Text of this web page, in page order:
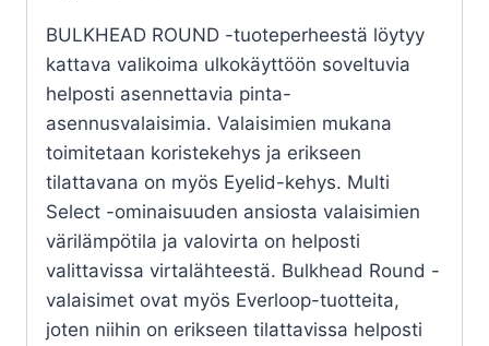
BULKHEAD ROUND -tuoteperheestä löytyy
kattava valikoima ulkokäyttöön soveltuvia
helposti asennettavia pinta-
asennusvalaisimia. Valaisimien mukana
toimitetaan koristekehys ja erikseen
tilattavana on myös Eyelid-kehys. Multi
Select -ominaisuuden ansiosta valaisimien
värilämpötila ja valovirta on helposti
valittavissa virtalähteestä. Bulkhead Round -
valaisimet ovat myös Everloop-tuotteita,
joten niihin on erikseen tilattavissa helposti